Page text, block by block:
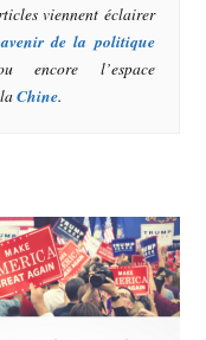
viennent éclairer
de la politique
l’espace
laChine.